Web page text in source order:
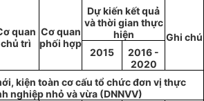
quan
chủ trì
Cơ quan
phối hợp
Dự kiến kết quả
và thời gian thực
hiện
Ghi chú
2015
2016 -
2020
kiện toàn cơ cấu tổ chức đơn vị thực
nghiệp nhỏ và vừa (DNNVV)